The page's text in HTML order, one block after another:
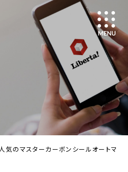
気のマスターカーボンシールオートマ